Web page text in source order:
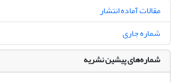
مقالات آماده انتشار
شماره جاری
شماره‌های پیشین نشریه